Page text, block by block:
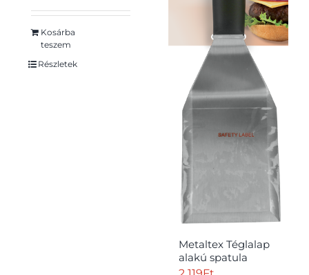
Kosárba
teszem
Részletek
Metaltex Téglalap
alakú spatula